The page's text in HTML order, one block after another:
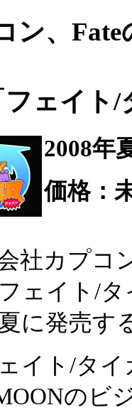
ン、
フェイト
2008年
価格：
社カプコ
ェイト/
に発売す
イト/タイ
のビ